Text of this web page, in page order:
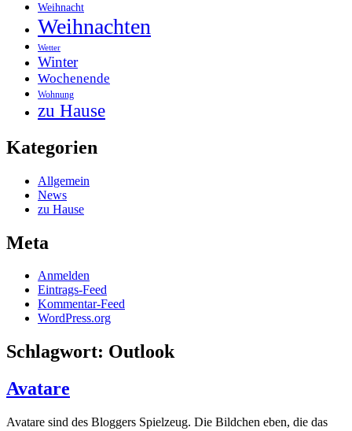
Weihnacht
Weihnachten
Wetter
Winter
Wochenende
Wohnung
zu Hause
Kategorien
Allgemein
News
zu Hause
Meta
Anmelden
Eintrags-Feed
Kommentar-Feed
WordPress.org
Schlagwort: Outlook
Avatare
Avatare sind des Bloggers Spielzeug. Die Bildchen eben, die das